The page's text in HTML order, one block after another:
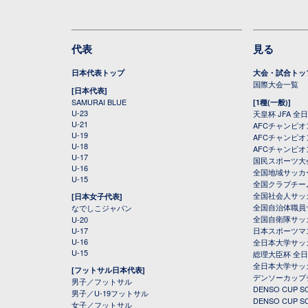
代表
日本代表トップ
[日本代表]
SAMURAI BLUE
U-23
U-21
U-19
U-18
U-17
U-16
U-15
[日本女子代表]
なでしこジャパン
U-20
U-17
U-16
U-15
[フットサル日本代表]
男子／フットサル
男子／U-19フットサル
女子／フットサル
見る
大会・試合トッ
国際大会一覧
[1種(一般)]
天皇杯 JFA 全
AFCチャンピ
AFCチャンピ
AFCチャンピ
国民スポーツ
全国地域サッ
全国クラブチ
全国社会人サ
全国自治体職
全国自衛隊サ
日本スポーツ
全日本大学サ
総理大臣杯 全
全日本大学サ
デンソーカッ
DENSO CUP
DENSO CUP